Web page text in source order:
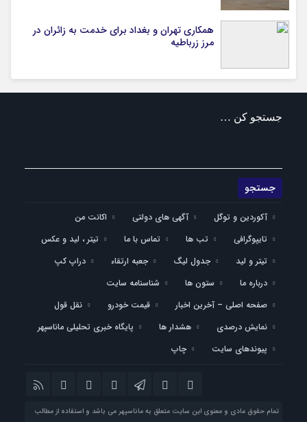
همکاری تهران و بغداد برای خدمت به زائران در
مرز زرباطیه
جستجو کن …
آکوردین و توگل آگهی های دولتی
اکانت من
تایپوگرافی
تب ها تماس با ما
تیتر ، لید و عکس
تیتر و لید
جدول لیگ جعبه ارتقاء
دراپ کپ
درباره ما
ستون ها
شناسنامه سایت
صفحه اصلی – آخرین اخبار
قیمت خودرو
نقل قول
نمایش درصدی
هشدار ها
پایگاه خبری تحلیلی ماناسپهر
پیوندهای سایت
چاپ
تمام حقوق مادی و معنوی این سایت متعلق به ماناسپهر می باشد و استفاده از مطالب